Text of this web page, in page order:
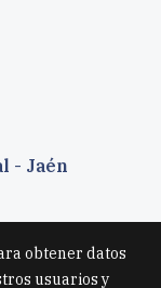
- Jaén
obtener datos
usuarios y